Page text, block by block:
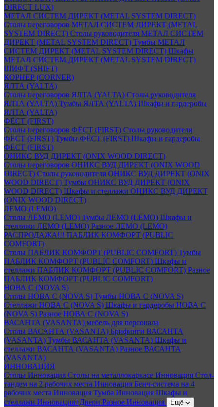
DIRECT LUX)
МЕТАЛ СИСТЕМ ДИРЕКТ (METAL SYSTEM DIRECT)
Столы переговоров МЕТАЛ СИСТЕМ ДИРЕКТ (METAL
SYSTEM DIRECT) Столы руководителя МЕТАЛ СИСТЕМ
ДИРЕКТ (METAL SYSTEM DIRECT) Тумбы МЕТАЛ
СИСТЕМ ДИРЕКТ (METAL SYSTEM DIRECT) Шкафы
МЕТАЛ СИСТЕМ ДИРЕКТ (METAL SYSTEM DIRECT)
ШИФТ (SHIFT)
КОРНЕР (CORNER)
ЯЛТА (YALTA)
Столы переговоров ЯЛТА (YALTA) Столы руководителя
ЯЛТА (YALTA) Тумбы ЯЛТА (YALTA) Шкафы и гардеробы
ЯЛТА (YALTA)
ФЁСТ (FIRST)
Столы переговоров ФЁСТ (FIRST) Столы руководителя
ФЁСТ (FIRST) Тумбы ФЁСТ (FIRST) Шкафы и гардеробы
ФЁСТ (FIRST)
ОНИКС ВУД ДИРЕКТ (ONIX WOOD DIRECT)
Столы переговоров ОНИКС ВУД ДИРЕКТ (ONIX WOOD
DIRECT) Столы руководителя ОНИКС ВУД ДИРЕКТ (ONIX
WOOD DIRECT) Тумбы ОНИКС ВУД ДИРЕКТ (ONIX
WOOD DIRECT) Шкафы и стеллажи ОНИКС ВУД ДИРЕКТ
(ONIX WOOD DIRECT)
ЛЕМО (LEMO)
Столы ЛЕМО (LEMO) Тумбы ЛЕМО (LEMO) Шкафы и
стеллажи ЛЕМО (LEMO) Разное ЛЕМО (LEMO)
РАСПРОДАЖА!!! ПАБЛИК КОМФОРТ (PUBLIC
COMFORT)
Столы ПАБЛИК КОМФОРТ (PUBLIC COMFORT) Тумбы
ПАБЛИК КОМФОРТ (PUBLIC COMFORT) Шкафы и
стеллажи ПАБЛИК КОМФОРТ (PUBLIC COMFORT) Разное
ПАБЛИК КОМФОРТ (PUBLIC COMFORT)
НОВА С (NOVA S)
Столы НОВА С (NOVA S) Тумбы НОВА С (NOVA S)
Стеллажи НОВА С (NOVA S) Шкафы и гардеробы НОВА С
(NOVA S) Разное НОВА С (NOVA S)
ВАСАНТА (VASANTA) мебель для персонала
Столы ВАСАНТА (VASANTA) Брифинги ВАСАНТА
(VASANTA) Тумбы ВАСАНТА (VASANTA) Шкафы и
стеллажи ВАСАНТА (VASANTA) Разное ВАСАНТА
(VASANTA)
ИННОВАЦИЯ
Столы Инновация Столы на металлокаркасе Инновация Стол-
тандем на 2 рабочих места Инновация Бенч-система на 4
рабочих места Инновация Тумба Инновация Шкафы и
стеллажи Инновация+Двери Разное Инновация Ещё